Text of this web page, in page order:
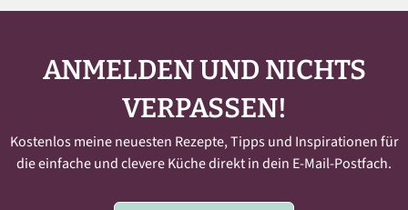
ANMELDEN UND NICHTS
VERPASSEN!
Kostenlos meine neuesten Rezepte, Tipps und Inspirationen für
die einfache und clevere Küche direkt in dein E-Mail-Postfach.